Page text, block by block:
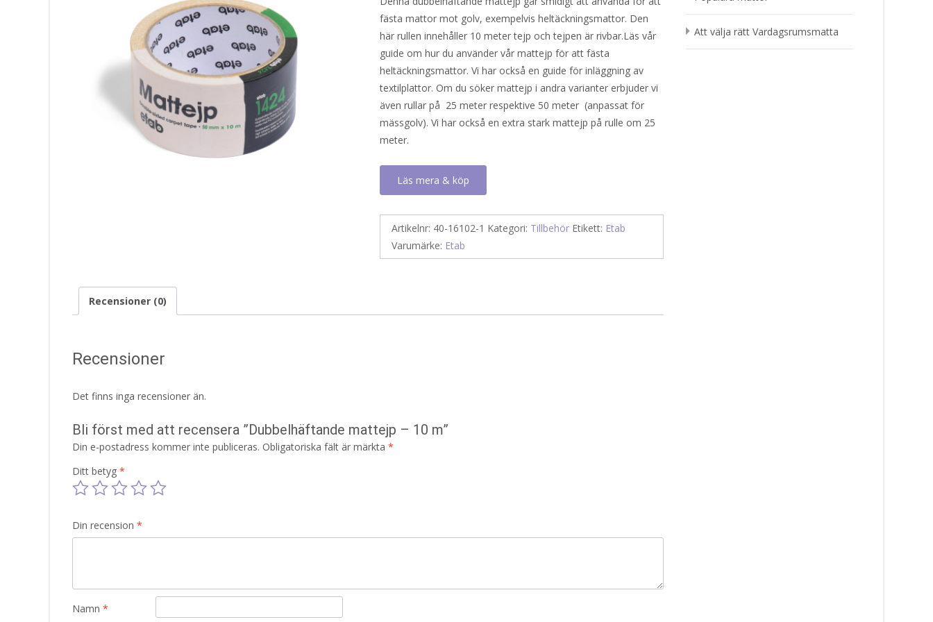
fästa mattor mot golv, exempelvis heltäckningsmattor. Den
här rullen innehåller 10 meter tejp och tejpen är rivbar.Läs vår
guide om hur du använder vår mattejp för att fästa
heltäckningsmattor. Vi har också en guide för inläggning av
textilplattor. Om du söker mattejp i andra varianter erbjuder vi
även rullar på 25 meter respektive 50 meter (anpassat för
mässgolv). Vi har också en extra stark mattejp på rulle om 25
meter.
Läs mera & köp
Artikelnr: 40-16102-1 Kategori: Tillbehör Etikett: Etab
Varumärke: Etab
Recensioner (0)
Recensioner
Det finns inga recensioner än.
Bli först med att recensera ”Dubbelhäftande mattejp – 10 m”
Din e-postadress kommer inte publiceras. Obligatoriska fält är märkta *
Ditt betyg *
Din recension *
Namn *
Att välja rätt Vardagsrumsmatta